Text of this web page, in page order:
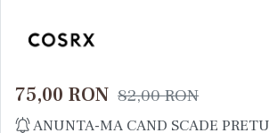
75,00 RON 82,00RON
ANUNTA-MA CAND SCADE